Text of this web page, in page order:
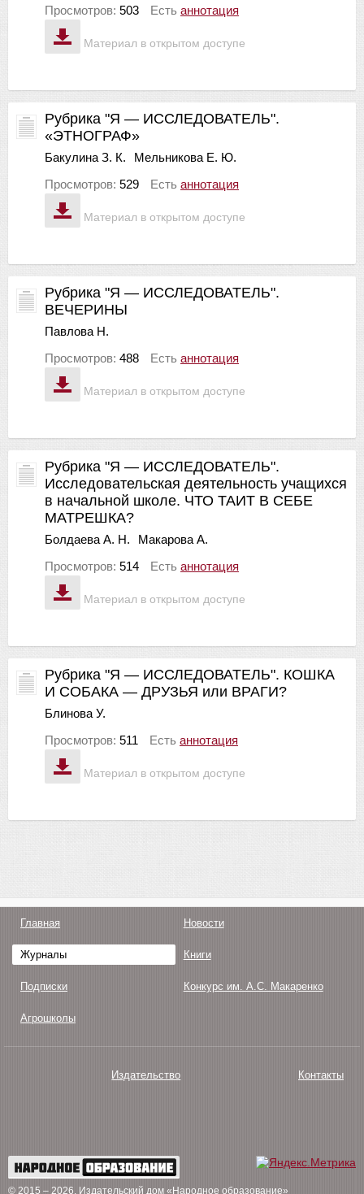
Материал в открытом доступе
Просмотров: 503 Есть аннотация
Материал в открытом доступе
Рубрика "Я — ИССЛЕДОВАТЕЛЬ".
«ЭТНОГРАФ»
Бакулина З. К.
Мельникова Е. Ю.
Просмотров: 529 Есть аннотация
Материал в открытом доступе
Рубрика "Я — ИССЛЕДОВАТЕЛЬ".
ВЕЧЕРИНЫ
Павлова Н.
Просмотров: 488 Есть аннотация
Материал в открытом доступе
Рубрика "Я — ИССЛЕДОВАТЕЛЬ".
Исследовательская деятельность учащихся
в начальной школе. ЧТО ТАИТ В СЕБЕ
МАТРЕШКА?
Болдаева А. Н.
Макарова А.
Просмотров: 514 Есть аннотация
Материал в открытом доступе
Рубрика "Я — ИССЛЕДОВАТЕЛЬ". КОШКА
И СОБАКА — ДРУЗЬЯ или ВРАГИ?
Блинова У.
Просмотров: 511 Есть аннотация
Главная Новости
Журналы Книги
Подписки Конкурс им. А.С. Макаренко
Агрошколы
Издательство Контакты
© 2015 – 2026. Издательский дом «Народное образование»